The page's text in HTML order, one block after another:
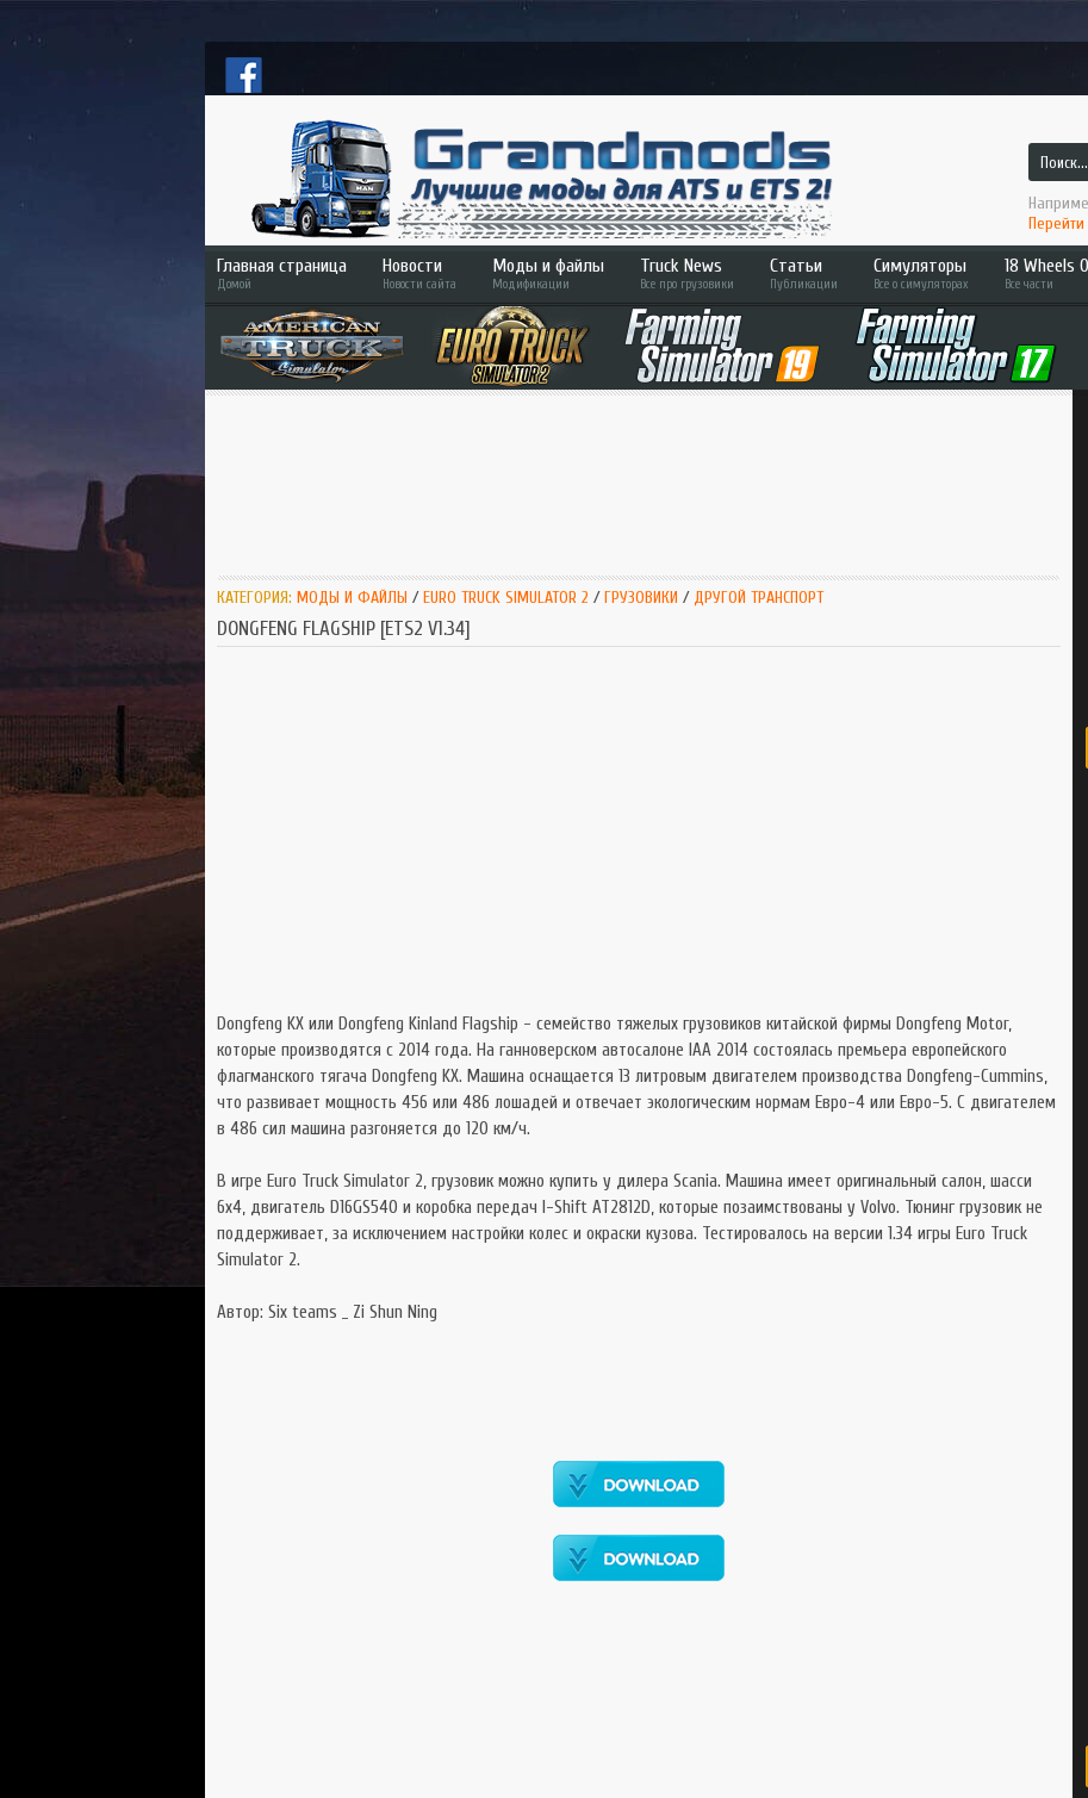
Главная страница
Домой
Новости
Новости сайта
Моды и файлы
Модификации
ETS 2
ATS
Truck News
Все про грузовики
Статьи
Публикации
Симуляторы
Все о симуляторах
ATS
Bus Simulator
Симуляторы
18 Wheels
Все части
Hard Truck
Across
Extreme
КАТЕГОРИЯ: МОДЫ И ФАЙЛЫ /EURO TRUCK SIMULATOR 2 /ГРУЗОВИКИ / ДРУГОЙ ТРАНСПОРТ
DONGFENG FLAGSHIP [ETS2 V1.34]
Dongfeng KX или Dongfeng Kinland Flagship - семейство тяжелых грузовиков китайской фирмы Dongfeng Motor,
которые производятся с 2014 года. На ганноверском автосалоне IAA 2014 состоялась премьера европейского
флагманского тягача Dongfeng KX. Машина оснащается 13 литровым двигателем производства Dongfeng-Cummins,
что развивает мощность 456 или 486 лошадей и отвечает экологическим нормам Евро-4 или Евро-5. С двигателем
в 486 сил машина разгоняется до 120 км/ч.
В игре Euro Truck Simulator 2, грузовик можно купить у дилера Scania. Машина имеет оригинальный салон, шасси
6х4, двигатель D16GS540 и коробка передач I-Shift AT2812D, которые позаимствованы у Volvo. Тюнинг грузовик не
поддерживает, за исключением настройки колес и окраски кузова. Тестировалось на версии 1.34 игры Euro Truck
Simulator 2.
Автор: Six teams _ Zi Shun Ning